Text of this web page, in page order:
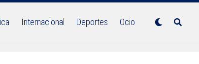
Internacional Deportes Ocio